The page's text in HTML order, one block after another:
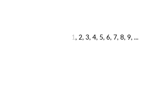
1 2 3 4 5 6 7 8 9 ...